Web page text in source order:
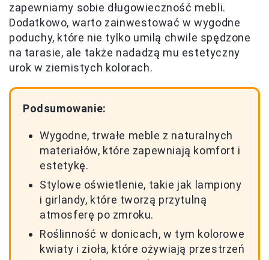
zapewniamy sobie długowieczność mebli.
Dodatkowo, warto zainwestować w wygodne
poduchy, które nie tylko umilą chwile spędzone
na tarasie, ale także nadadzą mu estetyczny
urok w ziemistych kolorach.
Podsumowanie:
Wygodne, trwałe meble z naturalnych
materiałów, które zapewniają komfort i
estetykę.
Stylowe oświetlenie, takie jak lampiony
i girlandy, które tworzą przytulną
atmosferę po zmroku.
Roślinność w donicach, w tym kolorowe
kwiaty i zioła, które ożywiają przestrzeń